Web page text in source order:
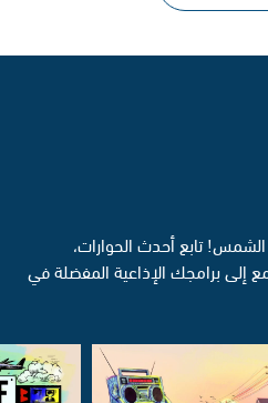
تابع أحدث الحوارات،
إلى برامجك الإذاعية المفضلة في